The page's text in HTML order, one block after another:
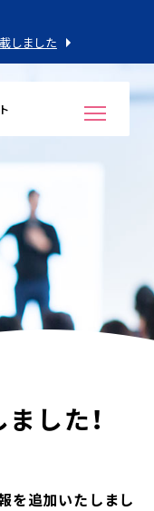
しました
した！
を追加いたしまし